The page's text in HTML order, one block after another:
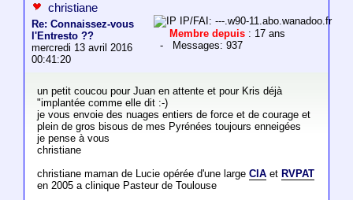
christiane
Re: Connaissez-vous
l'Entresto ??
mercredi 13 avril 2016
00:41:20
IP/FAI: ---.w90-11.abo.wanadoo.fr
Membre depuis : 17 ans
- Messages: 937
un petit coucou pour Juan en attente et pour Kris déjà
"implantée comme elle dit :-)
je vous envoie des nuages entiers de force et de courage et
plein de gros bisous de mes Pyrénées toujours enneigées
je pense à vous
christiane
christiane maman de Lucie opérée d'une large CIAet RVPAT
en 2005 a clinique Pasteur de Toulouse